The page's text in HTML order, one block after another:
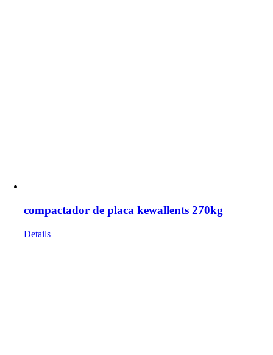
compactador de placa kewallents 270kg
Details